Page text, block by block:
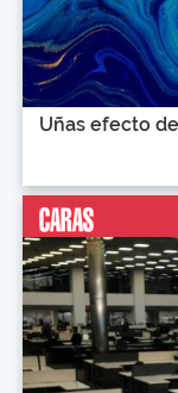
Uñas efecto